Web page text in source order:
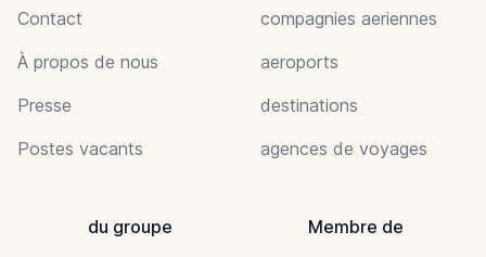
Contact
À propos de nous
Presse
Postes vacants
compagnies aeriennes
aeroports
destinations
agences de voyages
du groupe Membre de